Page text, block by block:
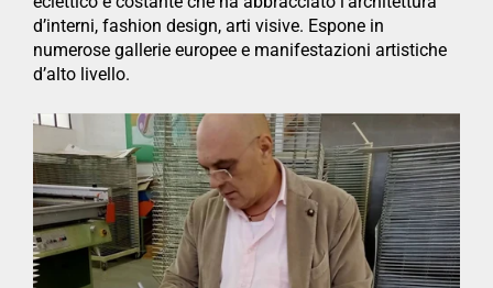
d’interni, fashion design, arti visive. Espone in
numerose gallerie europee e manifestazioni artistiche
d’alto livello.